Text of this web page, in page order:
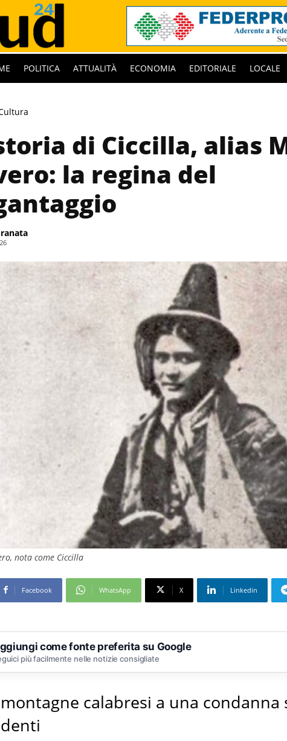
POLITICA ATTUALITÀ ECONOMIA EDITORIALE LOCALE
di Ciccilla, alias
la regina del
nota come Ciccilla
Facebook WhatsApp X Linkedin
come fonte preferita su Google
più facilmente nelle notizie consigliate
calabresi a una condanna